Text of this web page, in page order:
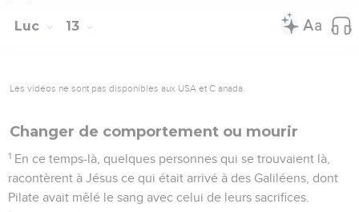
Luc 13
Les vidéos ne sont pas disponibles aux USA et C anada.
Changer de comportement ou mourir
1 En ce temps-là, quelques personnes qui se trouvaient là,
racontèrent à Jésus ce qui était arrivé à des Galiléens, dont
Pilate avait mêlé le sang avec celui de leurs sacrifices.